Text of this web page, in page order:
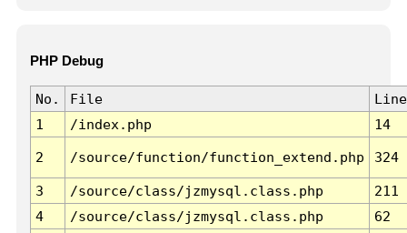
PHP Debug
No. File
Line
1
/index.php 14
2 /source/function/function_extend.php 324
3 /source/class/jzmysql.class.php
211
4
/source/class/jzmysql.class.php
62